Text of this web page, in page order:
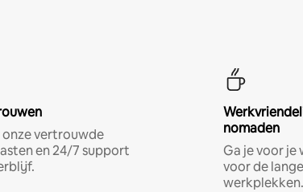
vertrouwde
en 24/7 support
nomaden
Ga je voor je
voor de
werkplekken.